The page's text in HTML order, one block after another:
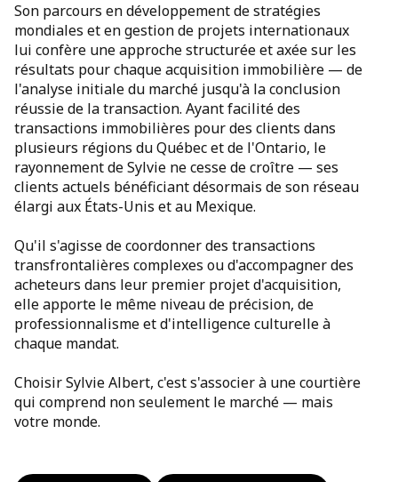
Son parcours en développement de stratégies
mondiales et en gestion de projets internationaux
lui confère une approche structurée et axée sur les
résultats pour chaque acquisition immobilière — de
l'analyse initiale du marché jusqu'à la conclusion
réussie de la transaction. Ayant facilité des
transactions immobilières pour des clients dans
plusieurs régions du Québec et de l'Ontario, le
rayonnement de Sylvie ne cesse de croître — ses
clients actuels bénéficiant désormais de son réseau
élargi aux États-Unis et au Mexique.
Qu'il s'agisse de coordonner des transactions
transfrontalières complexes ou d'accompagner des
acheteurs dans leur premier projet d'acquisition,
elle apporte le même niveau de précision, de
professionnalisme et d'intelligence culturelle à
chaque mandat.
Choisir Sylvie Albert, c'est s'associer à une courtière
qui comprend non seulement le marché — mais
votre monde.